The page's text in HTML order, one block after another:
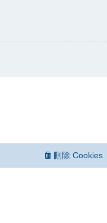
刪除 Cookies